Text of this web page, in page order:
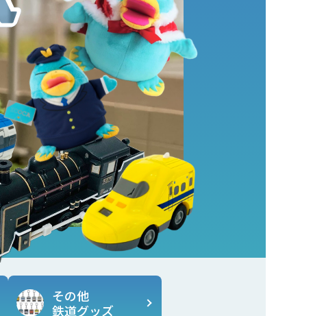
その他
鉄道グッズ